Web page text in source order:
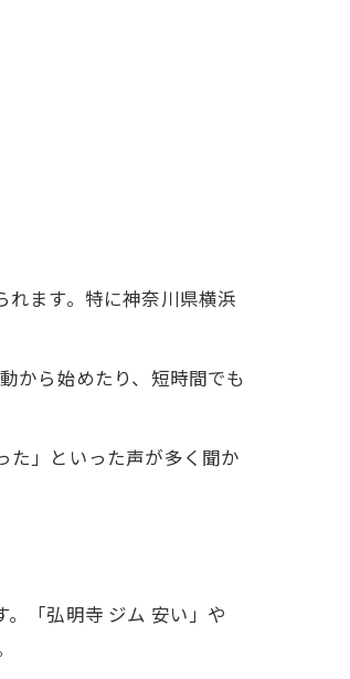
ます。特に神奈川県横浜
から始めたり、短時間でも
た」といった声が多く聞か
「弘明寺 ジム 安い」や